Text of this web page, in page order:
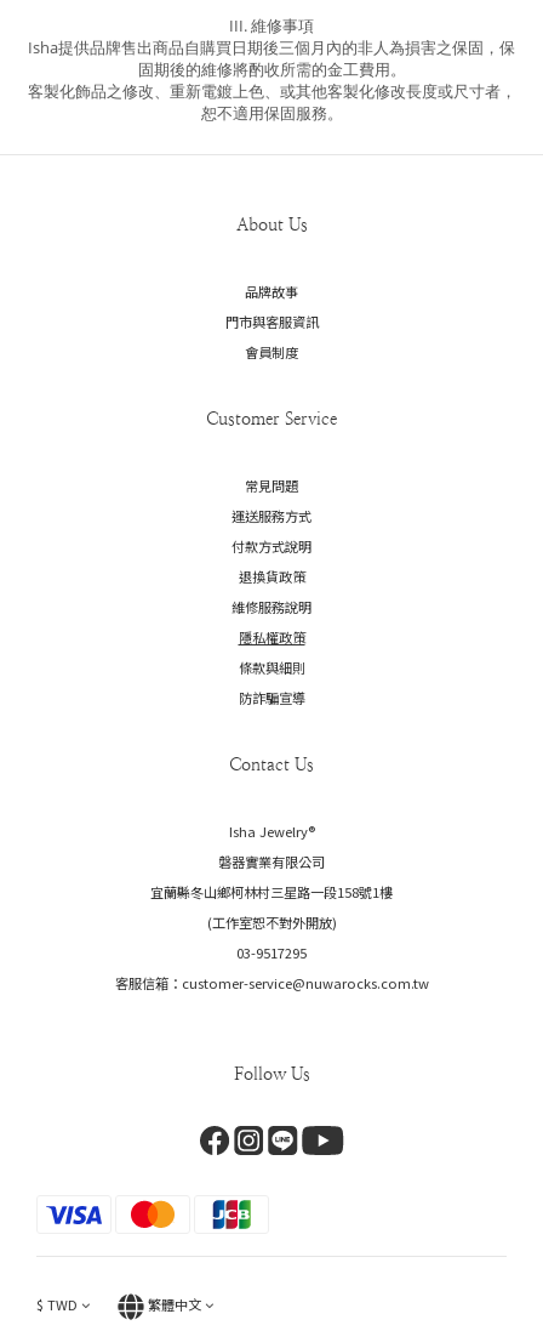
III. 維修事項
Isha提供品牌售出商品自購買日期後三個月內的非人為損害之保固，保
固期後的維修將酌收所需的金工費用。
客製化飾品之修改、重新電鍍上色、或其他客製化修改長度或尺寸者，
恕不適用保固服務。
About Us
品牌故事
門市與客服資訊
會員制度
Customer Service
常見問題
運送服務方式
付款方式說明
退換貨政策
維修服務說明
隱私權政策
條款與細則
防詐騙宣導
Contact Us
Isha Jewelry®️
磐器實業有限公司
宜蘭縣冬山鄉柯林村三星路一段158號1樓
(工作室恕不對外開放)
03-9517295
客服信箱：customer-service@nuwarocks.com.tw
Follow Us
$ TWD 繁體中文